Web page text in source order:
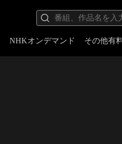
NHKオンデマンド その他有